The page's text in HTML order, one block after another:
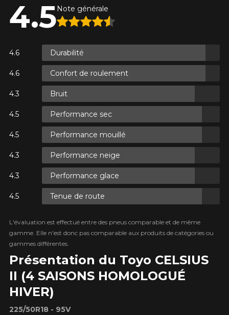
Présentation du Toyo CELSIUS
II (4 SAISONS HOMOLOGUÉ
HIVER)
225/50R18 - 95V
4.5Note générale
Durabilité
Confort de roulement
Bruit
Performance sec
Performance mouillé
Performance neige
Performance glace
Tenue de route
L'évaluation est effectué entre des pneus comparable et de même
gamme. Elle n'est donc pas comparable aux produits de catégories ou
gammes différentes.